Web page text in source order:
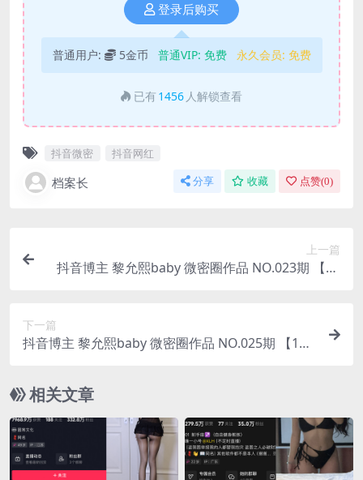
登录后购买
普通用户: 5金币 普通VIP: 免费 永久会员: 免费
已有 1456 人解锁查看
抖音微密 抖音网红
档案长 分享 收藏 点赞(0)
上一篇
抖音博主 黎允熙baby 微密圈作品 NO.023期 【22
下一篇
抖音博主 黎允熙baby 微密圈作品 NO.025期 【15
相关文章